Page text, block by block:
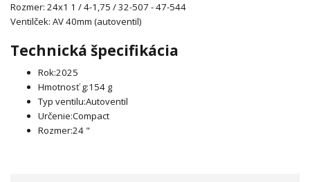
Rozmer: 24x1 1 / 4-1,75 / 32-507 - 47-544
Ventilček: AV 40mm (autoventil)
Technická špecifikácia
Rok:2025
Hmotnosť g:154 g
Typ ventilu:Autoventil
Určenie:Compact
Rozmer:24 "